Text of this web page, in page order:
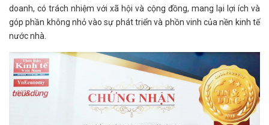
doanh, có trách nhiệm với xã hội và cộng đồng, mang lại lợi ích và
góp phần không nhỏ vào sự phát triển và phồn vinh của nền kinh tế
nước nhà.